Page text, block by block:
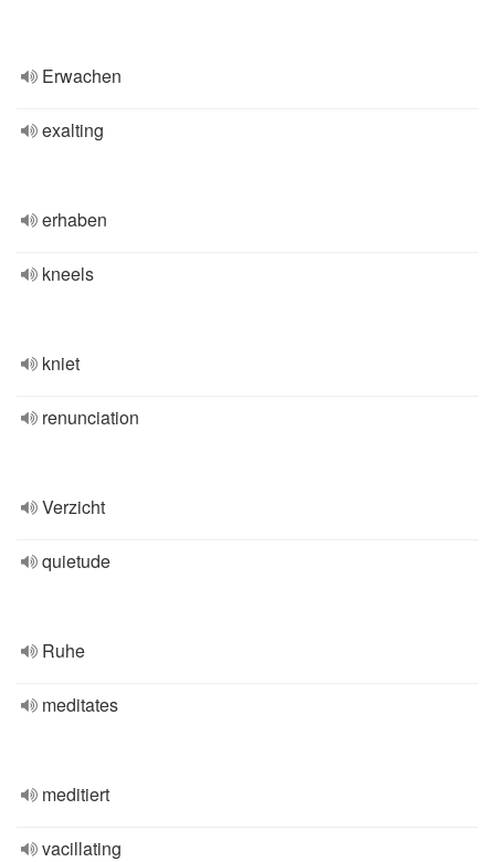
Erwachen
exalting
erhaben
kneels
kniet
renunciation
Verzicht
quietude
Ruhe
meditates
meditiert
vacillating